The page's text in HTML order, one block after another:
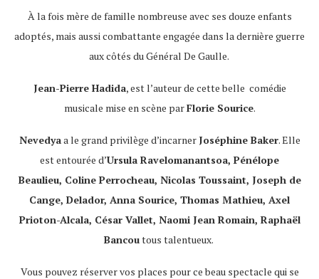
À la fois mère de famille nombreuse avec ses douze enfants
adoptés, mais aussi combattante engagée dans la dernière guerre
aux côtés du Général De Gaulle.
Jean-Pierre Hadida, est l’auteur de cette belle comédie
musicale mise en scène parFlorie Sourice.
Nevedyaa le grand privilège d’incarner Joséphine Baker. Elle
est entourée d’Ursula Ravelomanantsoa, Pénélope
Beaulieu, Coline Perrocheau, Nicolas Toussaint, Joseph de
Cange, Delador, Anna Sourice, Thomas Mathieu, Axel
Prioton-Alcala, César Vallet, Naomi Jean Romain, Raphaël
Bancoutous talentueux.
Vous pouvez réserver vos places pour ce beau spectacle qui se